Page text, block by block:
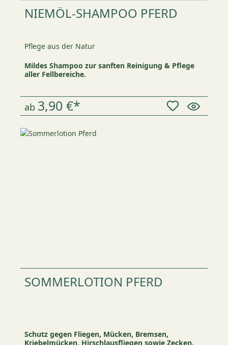
NIEMÖL-SHAMPOO PFERD
Pflege aus der Natur
Mildes Shampoo zur sanften Reinigung & Pflege
aller Fellbereiche.
ab 3,90 €*
SOMMERLOTION PFERD
Schutz gegen Fliegen, Mücken, Bremsen,
Kriebelmücken, Hirschlausfliegen sowie Zecken.